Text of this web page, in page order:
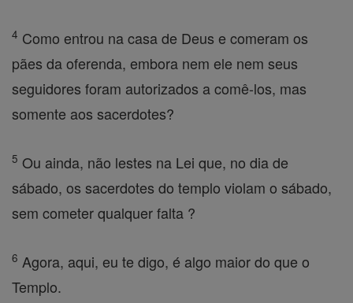
4 Como entrou na casa de Deus e comeram os
pães da oferenda, embora nem ele nem seus
seguidores foram autorizados a comê-los, mas
somente aos sacerdotes?
5 Ou ainda, não lestes na Lei que, no dia de
sábado, os sacerdotes do templo violam o sábado,
sem cometer qualquer falta ?
6 Agora, aqui, eu te digo, é algo maior do que o
Templo.